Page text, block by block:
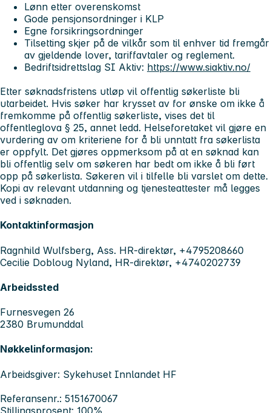
Lønn etter overenskomst
Gode pensjonsordninger i KLP
Egne forsikringsordninger
Tilsetting skjer på de vilkår som til enhver tid fremgår
av gjeldende lover, tariffavtaler og reglement.
Bedriftsidrettslag SI Aktiv: https://www.siaktiv.no/
Etter søknadsfristens utløp vil offentlig søkerliste bli
utarbeidet. Hvis søker har krysset av for ønske om ikke å
fremkomme på offentlig søkerliste, vises det til
offentleglova § 25, annet ledd. Helseforetaket vil gjøre en
vurdering av om kriteriene for å bli unntatt fra søkerlista
er oppfylt. Det gjøres oppmerksom på at en søknad kan
bli offentlig selv om søkeren har bedt om ikke å bli ført
opp på søkerlista. Søkeren vil i tilfelle bli varslet om dette.
Kopi av relevant utdanning og tjenesteattester må legges
ved i søknaden.
Kontaktinformasjon
Ragnhild Wulfsberg, Ass. HR-direktør, +4795208660
Cecilie Dobloug Nyland, HR-direktør, +4740202739
Arbeidssted
Furnesvegen 26
2380 Brumunddal
Nøkkelinformasjon:
Arbeidsgiver: Sykehuset Innlandet HF
Referansenr.: 5151670067
Stillingsprosent: 100%